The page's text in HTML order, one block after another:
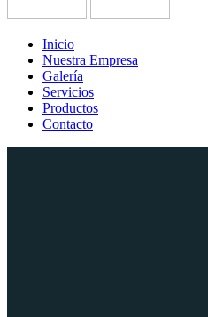
Inicio
Nuestra Empresa
Galería
Servicios
Productos
Contacto